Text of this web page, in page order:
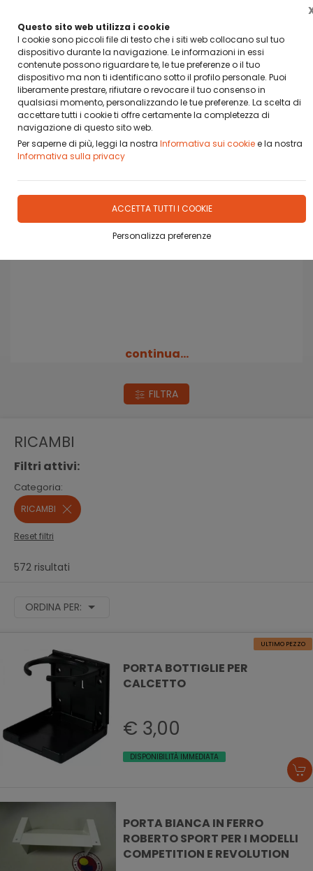
Questo sito web utilizza i cookie
I cookie sono piccoli file di testo che i siti web collocano sul tuo
dispositivo durante la navigazione. Le informazioni in essi
contenute possono riguardare te, le tue preferenze o il tuo
dispositivo ma non ti identificano sotto il profilo personale. Puoi
liberamente prestare, rifiutare o revocare il tuo consenso in
qualsiasi momento, personalizzando le tue preferenze. La scelta di
accettare tutti i cookie ti offre certamente la completezza di
navigazione di questo sito web.
Per saperne di più, leggi la nostra Informativa sui cookiee la nostra
Informativa sulla privacy
ACCETTA TUTTI I COOKIE
Personalizza preferenze
FINANZIAMENTO A 6 MESI A TASSO AGEVOLATO
Home Prodotti CALCIOBALILLA RICAMBI
continua...
FILTRA
RICAMBI
Filtri attivi:
Categoria:
RICAMBI
Reset filtri
572 risultati
ORDINA PER:
ULTIMO PEZZO
PORTA BOTTIGLIE PER
CALCETTO
€ 3,00
DISPONIBILITÀ IMMEDIATA
PORTA BIANCA IN FERRO
ROBERTO SPORT PER I MODELLI
COMPETITION E REVOLUTION